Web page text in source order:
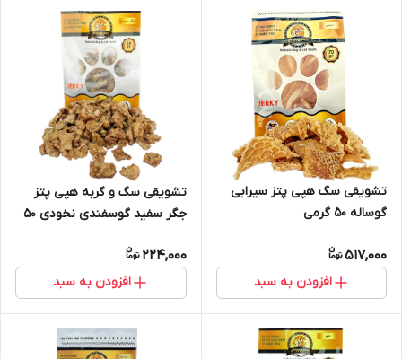
تشویقی سگ هپی پتز سیرابی
گوساله ۵۰ گرمی
517,000
افزودن به سبد
تشویقی سگ و گربه هپی پتز
جگر سفید گوسفندی نخودی ۵۰
224,000
افزودن به سبد